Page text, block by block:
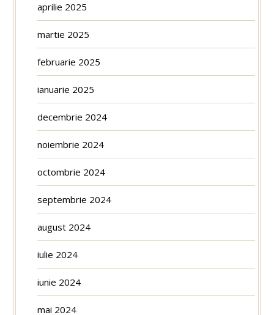
aprilie 2025
martie 2025
februarie 2025
ianuarie 2025
decembrie 2024
noiembrie 2024
octombrie 2024
septembrie 2024
august 2024
iulie 2024
iunie 2024
mai 2024